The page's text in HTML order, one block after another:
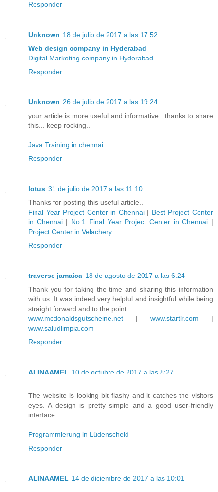
Responder
Unknown 18 de julio de 2017 a las 17:52
Web design company in Hyderabad
Digital Marketing company in Hyderabad
Responder
Unknown 26 de julio de 2017 a las 19:24
your article is more useful and informative.. thanks to share
this... keep rocking..
Java Training in chennai
Responder
lotus 31 de julio de 2017 a las 11:10
Thanks for posting this useful article..
Final Year Project Center in Chennai| Best Project Center
in Chennai| No.1 Final Year Project Center in Chennai |
Project Center in Velachery
Responder
traverse jamaica 18 de agosto de 2017 a las 6:24
Thank you for taking the time and sharing this information
with us. It was indeed very helpful and insightful while being
straight forward and to the point.
www.mcdonaldsgutscheine.net | www.startlr.com |
www.saludlimpia.com
Responder
ALINAAMEL 10 de octubre de 2017 a las 8:27
The website is looking bit flashy and it catches the visitors
eyes. A design is pretty simple and a good user-friendly
interface.
Programmierung in Lüdenscheid
Responder
ALINAAMEL 14 de diciembre de 2017 a las 10:01